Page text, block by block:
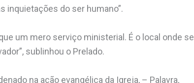
inquietações do ser humano”.
um mero serviço ministerial. É o local onde se
sublinhou o Prelado.
na ação evangélica da Igreja, – Palavra,